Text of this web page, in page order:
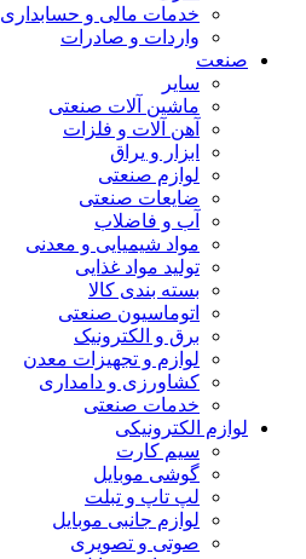
خدمات مالی و حسابداری
واردات و صادرات
صنعت
سایر
ماشین آلات صنعتی
آهن آلات و فلزات
ابزار و یراق
لوازم صنعتی
ضایعات صنعتی
آب و فاضلاب
مواد شیمیایی و معدنی
تولید مواد غذایی
بسته بندی کالا
اتوماسیون صنعتی
برق و الکترونیک
لوازم و تجهیزات معدن
کشاورزی و دامداری
خدمات صنعتی
لوازم الکترونیکی
سیم کارت
گوشی موبایل
لپ تاپ و تبلت
لوازم جانبی موبایل
صوتی و تصویری